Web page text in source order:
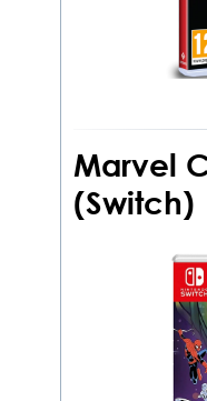
Marvel
(Switch)